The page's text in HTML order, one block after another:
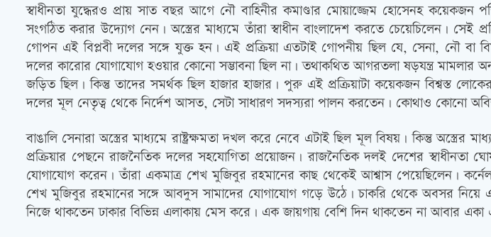
স্বাধীনতা যুদ্ধেরও প্রায় সাত বছর আগে নৌ বাহিনীর কমাণ্ডার মোয়াজ্জেম হোসেনহ কয়েকজন
সংগঠিত করার উদ্যোগ নেন। অস্ত্রের মাধ্যমে তাঁরা স্বাধীন বাংলাদেশ করতে চেয়েচিলেন।
গোপন এই বিপ্লবী দলের সঙ্গে যুক্ত হন। এই প্রক্রিয়া এতটাই গোপনীয় ছিল যে, সেনা, নৌ বা
দলের কারোর যোগাযোগ হওয়ার কোনো সম্ভাবনা ছিল না। তথাকথিত আগরতলা ষড়যন্ত্র
জড়িত ছিল। কিন্তু তাদের সমর্থক ছিল হাজার হাজার। পুরু এই প্রক্রিয়াটা কয়েকজন বিশ্বস্ত
দলের মূল নেতৃত্ব থেকে নির্দেশ আসত, সেটা সাধারণ সদস্যরা পালন করতেন। কোথাও কোনো
বাঙালি সেনারা অস্ত্রের মাধ্যমে রাষ্ট্রক্ষমতা দখল করে নেবে এটাই ছিল মূল বিষয়। কিন্তু
প্রক্রিয়ার পেছনে রাজনৈতিক দলের সহযোগিতা প্রয়োজন। রাজনৈতিক দলই দেশের স্বাধীনতা
যোগাযোগ করেন। তাঁরা একমাত্র শেখ মুজিবুর রহমানের কাছ থেকেই আশ্বাস পেয়েছিলেন।
শেখ মুজিবুর রহমানের সঙ্গে আবদুস সামাদের যোগাযোগ গড়ে উঠে। চাকরি থেকে অবসর নিয়ে
নিজে থাকতেন ঢাকার বিভিন্ন এলাকায় মেস করে। এক জায়গায় বেশি দিন থাকতেন না আবার